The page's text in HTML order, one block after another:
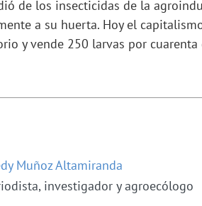
de los insecticidas de la
a su huerta. Hoy el
y vende 250 larvas por cuarenta
Muñoz Altamiranda
investigador y agroecólogo